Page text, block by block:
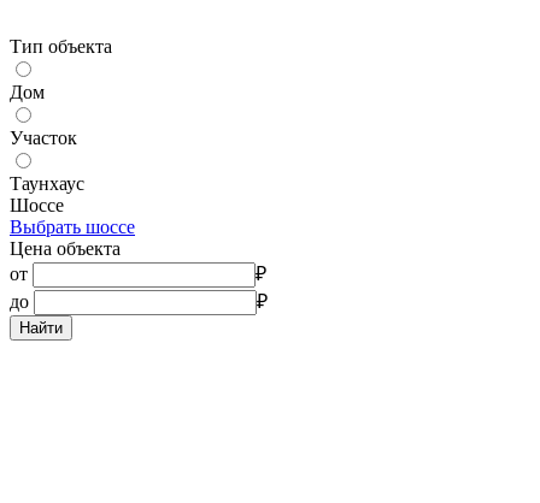
Тип объекта
Дом
Участок
Таунхаус
Шоссе
Выбрать шоссе
Цена объекта
от
₽
до
₽
Найти